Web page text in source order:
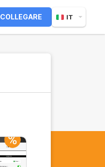
COLLEGARE IT